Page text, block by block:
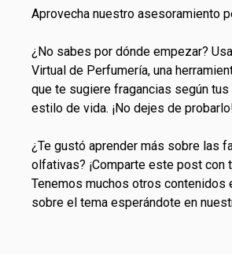
Aprovecha nuestro asesoramiento
¿No sabes por dónde empezar?
Virtual de Perfumería, una
que te sugiere fragancias según
estilo de vida. ¡No dejes de
¿Te gustó aprender más sobre las
olfativas? ¡Comparte este post con
Tenemos muchos otros contenidos
sobre el tema esperándote en